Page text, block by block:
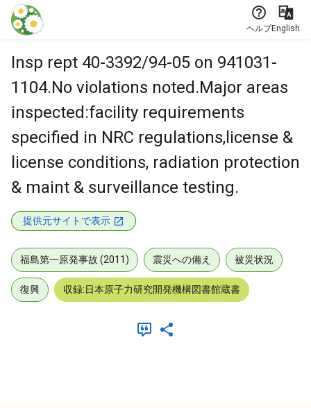
本文に飛ぶ
ヘルプEnglish
Insp rept 40-3392/94-05 on 941031-
1104.No violations noted.Major areas
inspected:facility requirements
specified in NRC regulations,license &
license conditions, radiation protection
& maint & surveillance testing.
提供元サイトで表示
福島第一原発事故 (2011) 震災への備え 被災状況
復興 収録:日本原子力研究開発機構図書館蔵書